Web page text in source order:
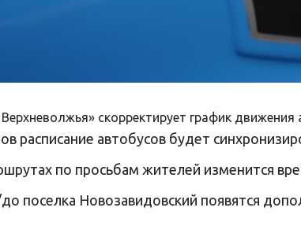
скорректирует график
расписание автобусов будет
по просьбам жителей изменится
поселка Новозавидовский появятся